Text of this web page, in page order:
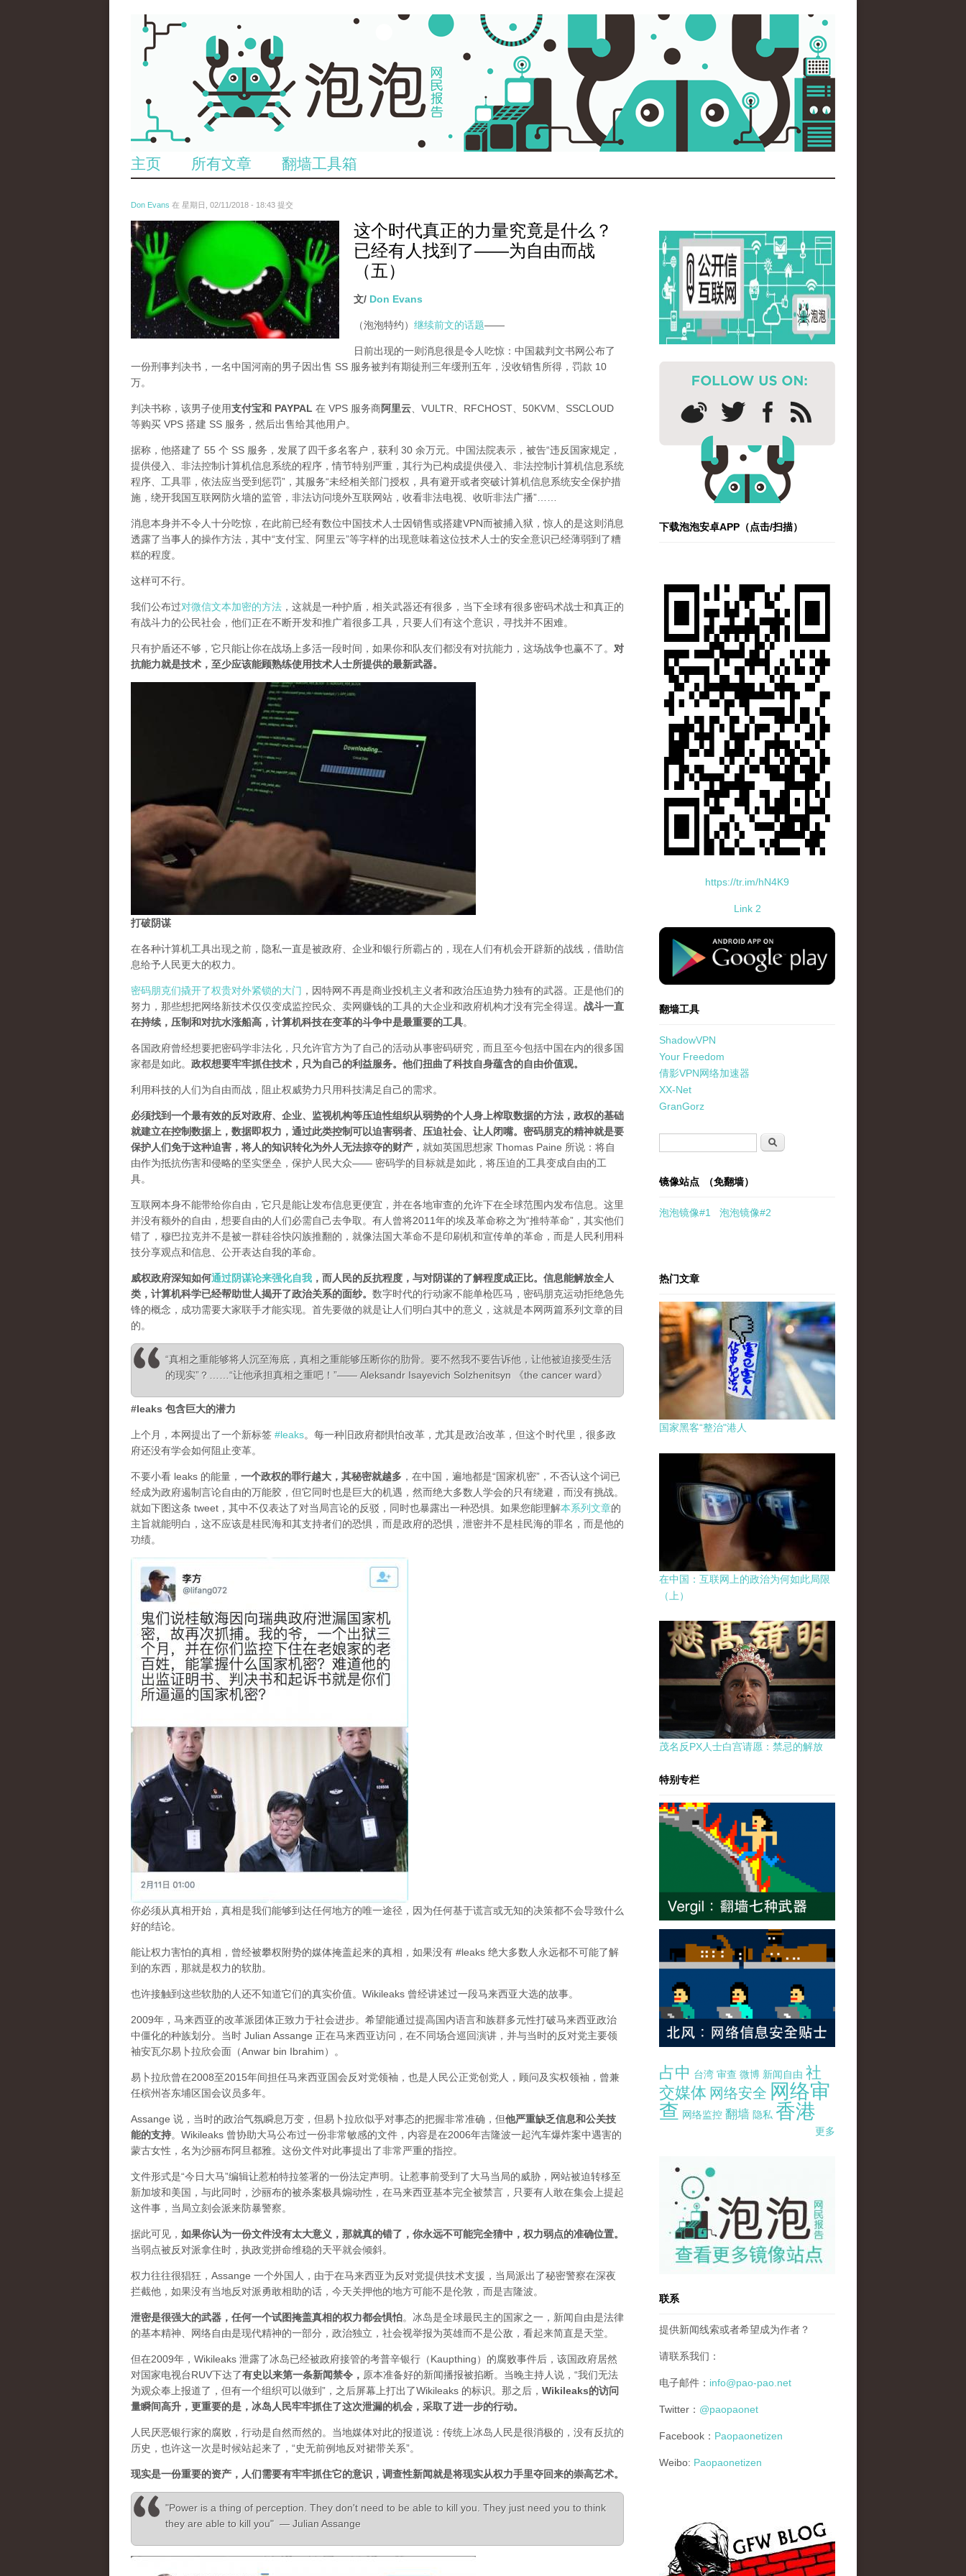
主页 所有文章 翻墙工具箱
Don Evans 在 星期日, 02/11/2018 - 18:43 提交
wechatimg1429.jpeg
这个时代真正的力量究竟是什么？
已经有人找到了——为自由而战
（五）
文/ Don Evans
（泡泡特约） 继续前文的话题——
日前出现的一则消息很是令人吃惊：中国裁判文书网公布了
一份刑事判决书，一名中国河南的男子因出售 SS 服务被判有期徒刑三年缓刑五年，没收销售所得，罚款 10
万。
判决书称，该男子使用支付宝和 PAYPAL 在 VPS 服务商阿里云 、VULTR、RFCHOST、50KVM、SSCLOUD
等购买 VPS 搭建 SS 服务，然后出售给其他用户。
据称，他搭建了 55 个 SS 服务，发展了四千多名客户，获利 30 余万元。中国法院表示，被告“违反国家规定，
提供侵入、非法控制计算机信息系统的程序，情节特别严重，其行为已构成提供侵入、非法控制计算机信息系统
程序、工具罪，依法应当受到惩罚”，其服务“未经相关部门授权，具有避开或者突破计算机信息系统安全保护措
施，绕开我国互联网防火墙的监管，非法访问境外互联网站，收看非法电视、收听非法广播”……
消息本身并不令人十分吃惊，在此前已经有数位中国技术人士因销售或搭建VPN而被捕入狱，惊人的是这则消息
透露了当事人的操作方法，其中“支付宝、阿里云”等字样的出现意味着这位技术人士的安全意识已经薄弱到了糟
糕的程度。
这样可不行。
我们公布过对微信文本加密的方法 ，这就是一种护盾，相关武器还有很多，当下全球有很多密码术战士和真正的
有战斗力的公民社会，他们正在不断开发和推广着很多工具，只要人们有这个意识，寻找并不困难。
只有护盾还不够，它只能让你在战场上多活一段时间，如果你和队友们都没有对抗能力，这场战争也赢不了。 对
抗能力就是技术，至少应该能顾熟练使用技术人士所提供的最新武器。
打破阴谋
在各种计算机工具出现之前，隐私一直是被政府、企业和银行所霸占的，现在人们有机会开辟新的战线，借助信
息给予人民更大的权力。
密码朋克们撬开了权贵对外紧锁的大门 ，因特网不再是商业投机主义者和政治压迫势力独有的武器。正是他们的
努力，那些想把网络新技术仅仅变成监控民众、卖网赚钱的工具的大企业和政府机构才没有完全得逞。 战斗一直
在持续，压制和对抗水涨船高，计算机科技在变革的斗争中是最重要的工具。
各国政府曾经想要把密码学非法化，只允许官方为了自己的活动从事密码研究，而且至今包括中国在内的很多国
家都是如此。 政权想要牢牢抓住技术，只为自己的利益服务。他们扭曲了科技自身蕴含的自由价值观。
利用科技的人们为自由而战，阻止权威势力只用科技满足自己的需求。
必须找到一个最有效的反对政府、企业、监视机构等压迫性组织从弱势的个人身上榨取数据的方法，政权的基础
就建立在控制数据上，数据即权力，通过此类控制可以迫害弱者、压迫社会、让人闭嘴。密码朋克的精神就是要
保护人们免于这种迫害，将人的知识转化为外人无法掠夺的财产 ， 就如英国思想家 Thomas Paine 所说：将自
由作为抵抗伤害和侵略的坚实堡垒，保护人民大众—— 密码学的目标就是如此，将压迫的工具变成自由的工
具。
互联网本身不能带给你自由，它只是能让发布信息更便宜，并在各地审查的允许下在全球范围内发布信息。这里
并没有额外的自由，想要自由的人们必需自己去争取。有人曾将2011年的埃及革命称之为“推特革命”，其实他们
错了，穆巴拉克并不是被一群硅谷快闪族推翻的，就像法国大革命不是印刷机和宣传单的革命，而是人民利用科
技分享观点和信息、公开表达自我的革命。
威权政府深知如何通过阴谋论来强化自我 ，而人民的反抗程度，与对阴谋的了解程度成正比。信息能解放全人
类，计算机科学已经帮助世人揭开了政治关系的面纱。 数字时代的行动家不能单枪匹马，密码朋克运动拒绝急先
锋的概念，成功需要大家联手才能实现。首先要做的就是让人们明白其中的意义，这就是本网两篇系列文章的目
的。
“真相之重能够将人沉至海底，真相之重能够压断你的肋骨。要不然我不要告诉他，让他被迫接受生活
的现实”？……“让他承担真相之重吧！”—— Aleksandr Isayevich Solzhenitsyn 《the cancer ward》
#leaks 包含巨大的潜力
上个月，本网提出了一个新标签 #leaks。每一种旧政府都惧怕改革，尤其是政治改革，但这个时代里，很多政
府还没有学会如何阻止变革。
不要小看 leaks 的能量， 一个政权的罪行越大，其秘密就越多 ，在中国，遍地都是“国家机密”，不否认这个词已
经成为政府遏制言论自由的万能胶，但它同时也是巨大的机遇，然而绝大多数人学会的只有绕避，而没有挑战。
就如下图这条 tweet，其中不仅表达了对当局言论的反驳，同时也暴露出一种恐惧。如果您能理解本系列文章的
主旨就能明白，这不应该是桂民海和其支持者们的恐惧，而是政府的恐惧，泄密并不是桂民海的罪名，而是他的
功绩。
你必须从真相开始，真相是我们能够到达任何地方的唯一途径，因为任何基于谎言或无知的决策都不会导致什么
好的结论。
能让权力害怕的真相，曾经被攀权附势的媒体掩盖起来的真相，如果没有 #leaks 绝大多数人永远都不可能了解
到的东西，那就是权力的软肋。
也许接触到这些软肋的人还不知道它们的真实价值。Wikileaks 曾经讲述过一段马来西亚大选的故事。
2009年，马来西亚的改革派团体正致力于社会进步。希望能通过提高国内语言和族群多元性打破马来西亚政治
中僵化的种族划分。当时 Julian Assange 正在马来西亚访问，在不同场合巡回演讲，并与当时的反对党主要领
袖安瓦尔易卜拉欣会面（Anwar bin Ibrahim）。
易卜拉欣曾在2008至2015年间担任马来西亚国会反对党领袖，也是人民公正党创党人，顾问及实权领袖，曾兼
任槟州峇东埔区国会议员多年。
Assange 说，当时的政治气氛瞬息万变，但易卜拉欣似乎对事态的把握非常准确，但他严重缺乏信息和公关技
能的支持。Wikileaks 曾协助大马公布过一份非常敏感的文件，内容是在2006年吉隆波一起汽车爆炸案中遇害的
蒙古女性，名为沙丽布阿旦都雅。这份文件对此事提出了非常严重的指控。
文件形式是“今日大马”编辑让惹柏特拉签署的一份法定声明。让惹事前受到了大马当局的威胁，网站被迫转移至
新加坡和美国，与此同时，沙丽布的被杀案极具煽动性，在马来西亚基本完全被禁言，只要有人敢在集会上提起
这件事，当局立刻会派来防暴警察。
据此可见， 如果你认为一份文件没有太大意义，那就真的错了，你永远不可能完全猜中，权力弱点的准确位置。
当弱点被反对派拿住时，执政党拼命维稳的天平就会倾斜。
权力往往很猖狂，Assange 一个外国人，由于在马来西亚为反对党提供技术支援，当局派出了秘密警察在深夜
拦截他，如果没有当地反对派勇敢相助的话，今天关押他的地方可能不是伦敦，而是吉隆波。
泄密是很强大的武器，任何一个试图掩盖真相的权力都会惧怕。 冰岛是全球最民主的国家之一，新闻自由是法律
的基本精神、网络自由是现代精神的一部分，政治独立，社会视举报为英雄而不是公敌，看起来简直是天堂。
但在2009年，Wikileaks 泄露了冰岛已经被政府接管的考普辛银行（Kaupthing）的腐败事件后，该国政府居然
对国家电视台RUV下达了有史以来第一条新闻禁令 ， 原本准备好的新闻播报被掐断。当晚主持人说，“我们无法
为观众奉上报道了，但有一个组织可以做到”，之后屏幕上打出了Wikileaks 的标识。那之后， Wikileaks的访问
量瞬间高升，更重要的是，冰岛人民牢牢抓住了这次泄漏的机会，采取了进一步的行动。
人民厌恶银行家的腐败，行动是自然而然的。当地媒体对此的报道说：传统上冰岛人民是很消极的，没有反抗的
历史，也许这一次是时候站起来了，“史无前例地反对裙带关系”。
现实是一份重要的资产，人们需要有牢牢抓住它的意识，调查性新闻就是将现实从权力手里夺回来的崇高艺术。
"Power is a thing of perception. They don't need to be able to kill you. They just need you to think
they are able to kill you" — Julian Assange
下载泡泡安卓APP（点击/扫描）
https://tr.im/hN4K9
Link 2
standard-icon-googleplay-app-store.png
翻墙工具
ShadowVPN
Your Freedom
倩影VPN网络加速器
XX-Net
GranGorz
搜索
镜像站点 （免翻墙）
泡泡镜像#1 泡泡镜像#2
热门文章
国家黑客“整治"港人
在中国：互联网上的政治为何如此局限
（上）
茂名反PX人士白宫请愿：禁忌的解放
特别专栏
占中 台湾 审查 微博 新闻自由 社
交媒体 网络安全 网络审
查 网络监控 翻墙 隐私 香港
更多
pao-pao-banner-mirror-site-120814.jpg
联系
提供新闻线索或者希望成为作者？
请联系我们：
电子邮件： info@pao-pao.net
Twitter： @paopaonet
Facebook： Paopaonetizen
Weibo: Paopaonetizen
gfw_blog_small.jpg